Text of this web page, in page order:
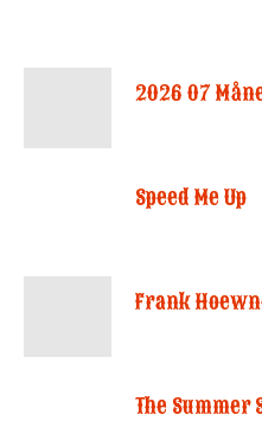
2026 07
Speed Me Up
Frank
The Summer